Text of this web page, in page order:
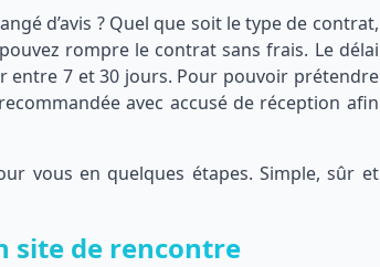
d’avis ? Quel que soit le type de contrat,
rompre le contrat sans frais. Le délai
7 et 30 jours. Pour pouvoir prétendre
avec accusé de réception afin
vous en quelques étapes. Simple, sûr et
site de rencontre